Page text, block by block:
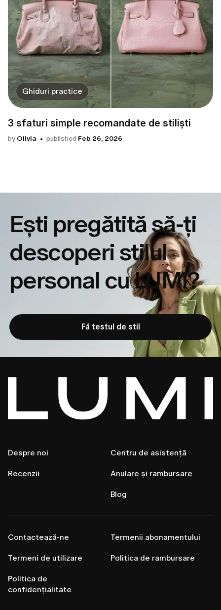
Ghiduri practice
3 sfaturi simple recomandate de stiliști
by Olivia published Feb 26, 2026
Ești pregătită să-ți
descoperi stilul
personal cu LUMI?
Fă testul de stil
Despre noi
Recenzii
Centru de asistență
Anulare și rambursare
Blog
Contactează-ne
Termeni de utilizare
Politica de
confidențialitate
Termenii abonamentului
Politica de rambursare